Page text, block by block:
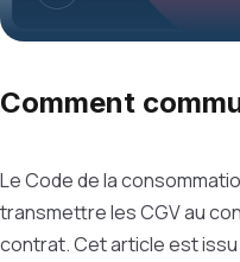
Comment
Le Code de la
transmettre les CGV au
contrat. Cet article est issu